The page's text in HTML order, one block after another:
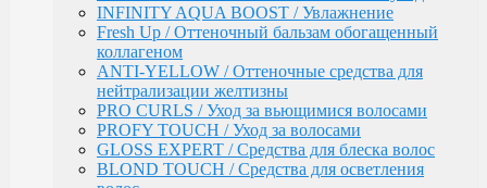
Salon Total Soft Care / Деликатный уход для
поврежденных волос
Salon Total Repair / Питание и восстановление
волос
Salon Total Hydro / Увлажняющие средства для
волос
Salon Total Colorsaver / Уход за окрашенными
волосами
Salon Total Basic / Уход для всех типов волос
PEPTIDE FORCE / Пептидное восстановление
INFINITY AQUA BOOST / Увлажнение
Fresh Up / Оттеночный бальзам обогащенный
коллагеном
ANTI-YELLOW / Оттеночные средства для
нейтрализации желтизны
PRO CURLS / Уход за вьющимися волосами
PROFY TOUCH / Уход за волосами
GLOSS EXPERT / Средства для блеска волос
BLOND TOUCH / Средства для осветления